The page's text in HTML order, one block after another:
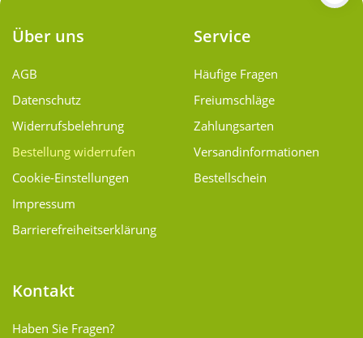
Über uns
AGB
Datenschutz
Widerrufsbelehrung
Bestellung widerrufen
Cookie-Einstellungen
Impressum
Barrierefreiheitserklärung
Service
Häufige Fragen
Freiumschläge
Zahlungsarten
Versand­informationen
Bestellschein
Kontakt
Haben Sie Fragen?